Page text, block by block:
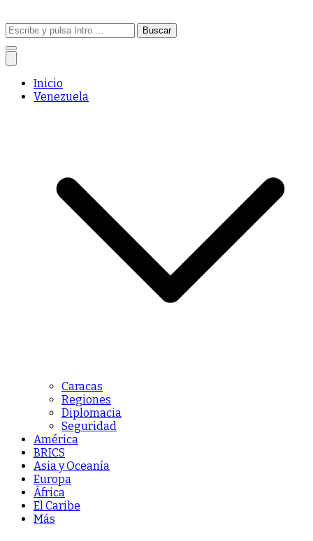
Buscar:
Inicio
Venezuela
Caracas
Regiones
Diplomacia
Seguridad
América
BRICS
Asia y Oceanía
Europa
África
El Caribe
Más